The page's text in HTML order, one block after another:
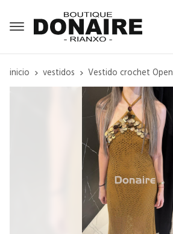
inicio vestidos Vestido crochet Open